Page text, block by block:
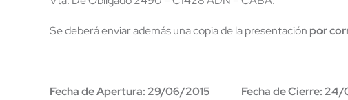
Se deberá enviar además una copia de la presentación por
FechadeApertura: 29/06/2015 FechadeCierre: 24/